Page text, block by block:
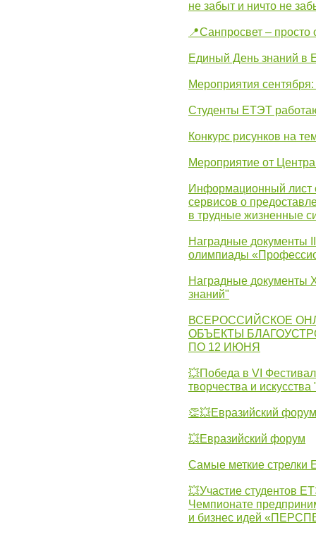
не забыт и ничто не
📍Санпросвет –
Единый День знаний в
Мероприятия
Студенты ЕТЭТ
Конкурс рисунков на
Мероприятие от
Информационный лист
сервисов о
в трудные жизненные
Наградные документы
олимпиады
Наградные документы
знаний"
ВСЕРОССИЙСКОЕ
ОБЪЕКТЫ
ПО 12 ИЮНЯ
💥Победа в VI
творчества и
👏💥Евразийский форум
💥Евразийский форум
Самые меткие стрелки
💥Участие студентов
Чемпионате
и бизнес идей